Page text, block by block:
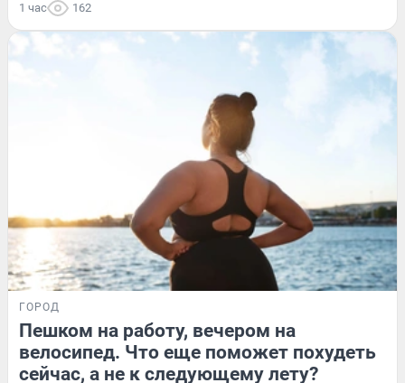
1 час 162
ГОРОД
Пешком на работу, вечером на
велосипед. Что еще поможет похудеть
сейчас, а не к следующему лету?